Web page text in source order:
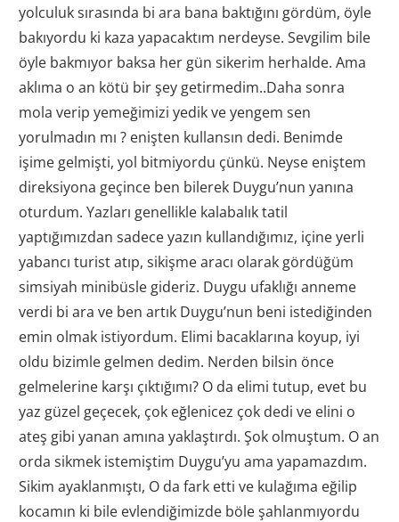
yolculuk sırasında bi ara bana baktığını gördüm, öyle
bakıyordu ki kaza yapacaktım nerdeyse. Sevgilim bile
öyle bakmıyor baksa her gün sikerim herhalde. Ama
aklıma o an kötü bir şey getirmedim..Daha sonra
mola verip yemeğimizi yedik ve yengem sen
yorulmadın mı ? enişten kullansın dedi. Benimde
işime gelmişti, yol bitmiyordu çünkü. Neyse eniştem
direksiyona geçince ben bilerek Duygu’nun yanına
oturdum. Yazları genellikle kalabalık tatil
yaptığımızdan sadece yazın kullandığımız, içine yerli
yabancı turist atıp, sikişme aracı olarak gördüğüm
simsiyah minibüsle gideriz. Duygu ufaklığı anneme
verdi bi ara ve ben artık Duygu’nun beni istediğinden
emin olmak istiyordum. Elimi bacaklarına koyup, iyi
oldu bizimle gelmen dedim. Nerden bilsin önce
gelmelerine karşı çıktığımı? O da elimi tutup, evet bu
yaz güzel geçecek, çok eğlenicez çok dedi ve elini o
ateş gibi yanan amına yaklaştırdı. Şok olmuştum. O an
orda sikmek istemiştim Duygu’yu ama yapamazdım.
Sikim ayaklanmıştı, O da fark etti ve kulağıma eğilip
kocamın ki bile evlendiğimizde böle şahlanmıyordu